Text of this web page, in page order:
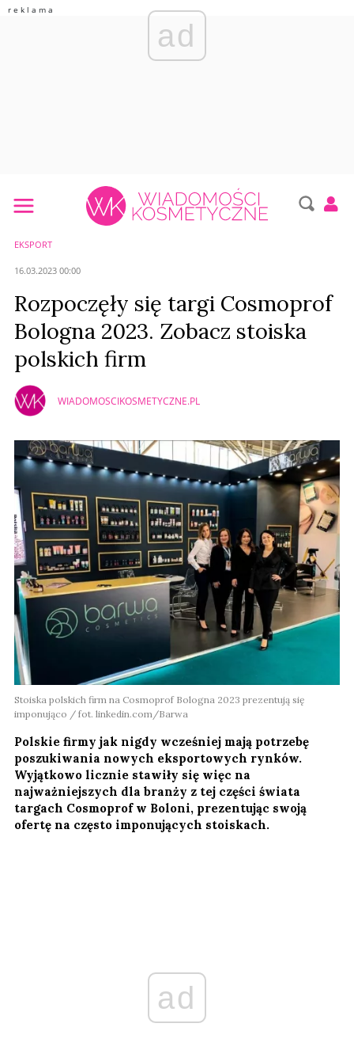
ad
EKSPORT
16.03.2023 00:00
Rozpoczęły się targi Cosmoprof
Bologna 2023. Zobacz stoiska
polskich firm
WIADOMOSCIKOSMETYCZNE.PL
Stoiska polskich firm na Cosmoprof Bologna 2023 prezentują się
imponująco / fot. linkedin.com/Barwa
Polskie firmy jak nigdy wcześniej mają potrzebę
poszukiwania nowych eksportowych rynków.
Wyjątkowo licznie stawiły się więc na
najważniejszych dla branży z tej części świata
targach Cosmoprof w Boloni, prezentując swoją
ofertę na często imponujących stoiskach.
ad